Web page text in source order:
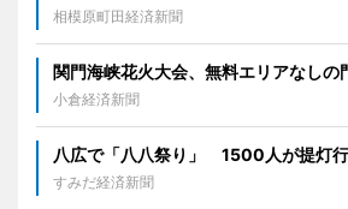
相模原町田経済新聞
関門海峡花火大会、無料エリアなしの
小倉経済新聞
八広で「八八祭り」 1500人が提灯
すみだ経済新聞